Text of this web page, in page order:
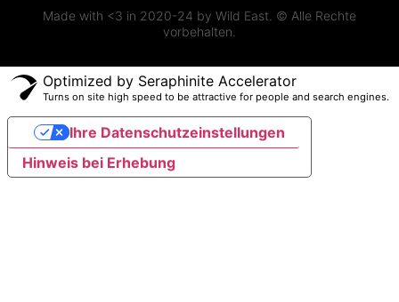
Made with <3 in 2020-24 by Wild East. © Alle Rechte
vorbehalten.
Optimized by Seraphinite Accelerator
Turns on site high speed to be attractive for people and search engines.
Hinweis bei Erhebung
Ihre Datenschutzeinstellungen